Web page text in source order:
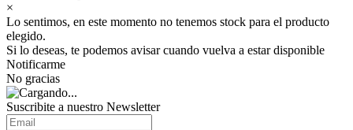
×
Lo sentimos, en este momento no tenemos stock para el producto
elegido.
Si lo deseas, te podemos avisar cuando vuelva a estar disponible
Notificarme
No gracias
Suscribite a nuestro Newsletter